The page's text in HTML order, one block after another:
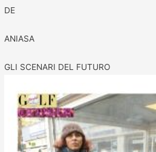
DE
ANIASA
GLI SCENARI DEL FUTURO